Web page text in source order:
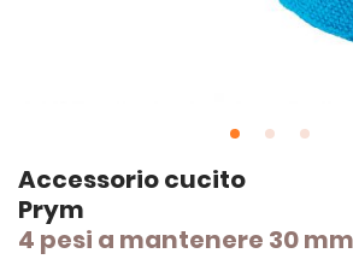
Accessorio cucito
Prym
4 pesi a mantenere 30
Vai
all'inizio
della
galleria